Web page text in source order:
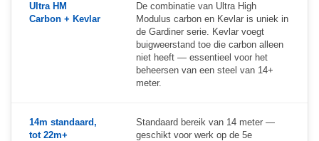
Ultra HM
Carbon + Kevlar
De combinatie van Ultra High
Modulus carbon en Kevlar is uniek in
de Gardiner serie. Kevlar voegt
buigweerstand toe die carbon alleen
niet heeft — essentieel voor het
beheersen van een steel van 14+
meter.
14m standaard,
tot 22m+
Standaard bereik van 14 meter —
geschikt voor werk op de 5e